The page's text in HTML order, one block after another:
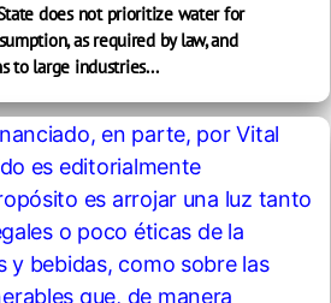
does not prioritize water for
as required by law, and
to large industries...